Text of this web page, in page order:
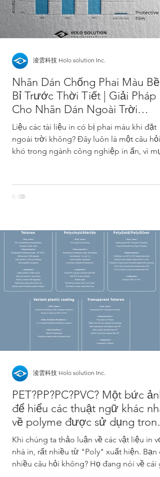
Nhãn Dán Chống Phai Màu Bền
Bỉ Trước Thời Tiết | Giải Pháp
Cho Nhãn Dán Ngoài Trời
Chống Phai Màu
Liệu các tài liệu in có bị phai màu khi đặt
ngoài trời không? Đây luôn là một câu hỏi
khó trong ngành công nghiệp in ấn, vì
淩雲科技 Holo solution Inc.
PET?PP?PC?PVC? Một bức ảnh
để hiểu các thuật ngữ khác
về polyme được sử dụng trong
in ấn.
Khi chúng ta thảo luận về các vật liệu in
nhà in, rất nhiều từ "Poly" xuất hiện. Bạn
nhiều câu hỏi không? Họ đang nói về cái
淩雲科技 Holo solution Inc.